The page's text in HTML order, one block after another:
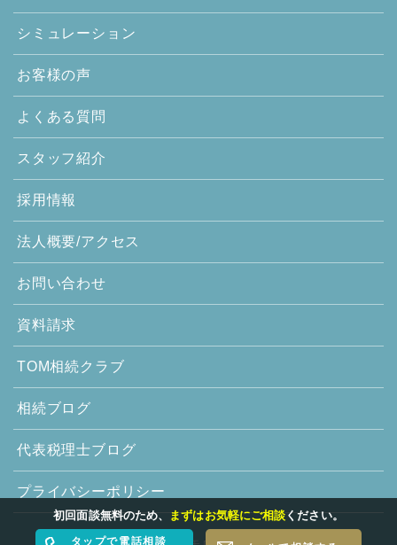
初回面談無料のため、 まずはお気軽にご相談 ください。
タップで電話相談
シミュレーション
お客様の声
よくある質問
スタッフ紹介
採用情報
法人概要/アクセス
お問い合わせ
資料請求
TOM相続クラブ
相続ブログ
代表税理士ブログ
プライバシーポリシー